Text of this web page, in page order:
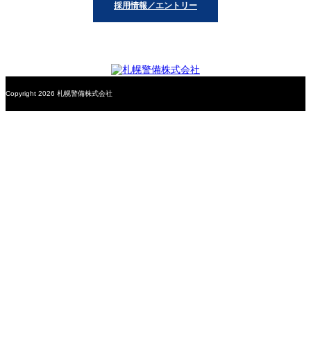
採用情報／エントリー
Copyright 2026 札幌警備株式会社